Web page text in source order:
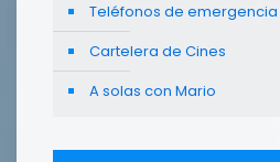
Teléfonos de emergencia
Cartelera de Cines
A solas con Mario